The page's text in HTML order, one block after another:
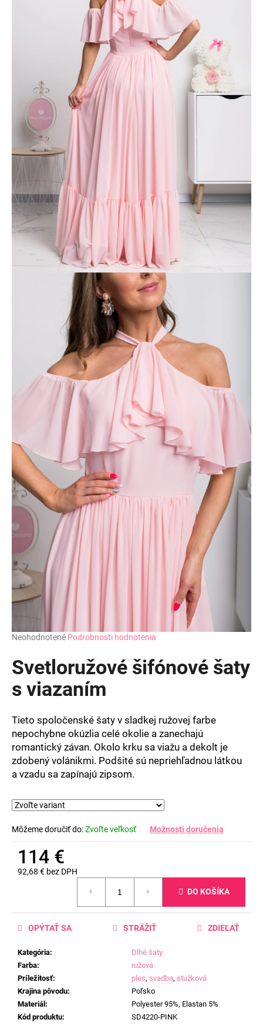
Priemerné
produktu
je
z
hviezdičiek.
Neohodnotené Podrobnosti hodnotenia
Svetloružové šifónové šaty
s viazaním
Tieto spoločenské šaty v sladkej ružovej farbe
nepochybne okúzlia celé okolie a zanechajú
romantický závan. Okolo krku sa viažu a dekolt je
zdobený volánikmi. Podšité sú nepriehľadnou látkou
a vzadu sa zapínajú zipsom.
Môžeme doručiť do:Zvoľte veľkosť Možnosti doručenia
114 €
92,68 € bez DPH
DO KOŠÍKA
Kategória:
Dlhé šaty
Farba:
ružová
Príležitosť: ples, svadba, stužková
Krajina pôvodu:
Poľsko
Materiál:
Polyester 95%, Elastan 5%
Kód produktu: SD4220-PINK
OPÝTAŤ SA STRÁŽIŤ ZDIEĽAŤ